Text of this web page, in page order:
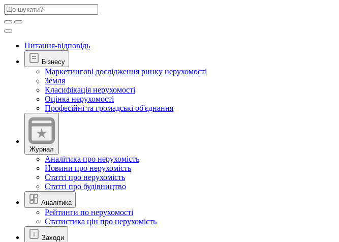
Питання-відповідь
Бізнесу
Маркетингові дослідження ринку нерухомості
Земля
Класифікація нерухомості
Оцінка нерухомості
Професійні та громадські об'єднання
Журнал
Аналітика про нерухомість
Новини про нерухомість
Статті про нерухомість
Статті про будівництво
Аналітика
Рейтинги по нерухомості
Статистика цін про нерухомість
Заходи